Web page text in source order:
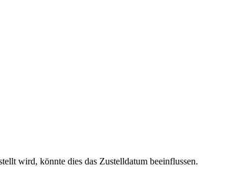
wird, könnte dies das Zustelldatum beeinflussen.